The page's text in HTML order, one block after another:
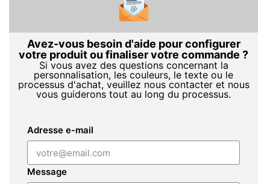
Avez-vous besoin d'aide pour configurer
votre produit ou finaliser votre commande ?
Si vous avez des questions concernant la
personnalisation, les couleurs, le texte ou le
processus d'achat, veuillez nous contacter et nous
vous guiderons tout au long du processus.
Adresse e-mail
Message